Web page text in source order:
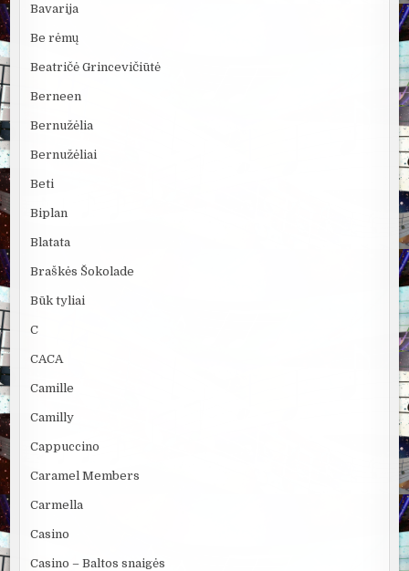
Bavarija
Be rėmų
Beatričė Grincevičiūtė
Berneen
Bernužėlia
Bernužėliai
Beti
Biplan
Blatata
Braškės Šokolade
Būk tyliai
C
CACA
Camille
Camilly
Cappuccino
Caramel Members
Carmella
Casino
Casino – Baltos snaigės